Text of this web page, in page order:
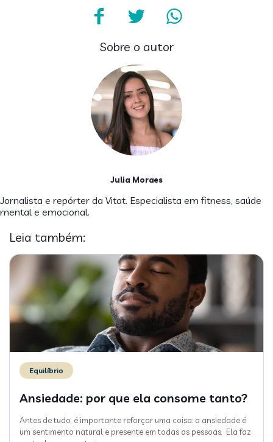
Sobre o autor
Julia Moraes
Jornalista e repórter da Vitat. Especialista em fitness, saúde
mental e emocional.
Leia também:
Equilíbrio
Ansiedade: por que ela consome tanto?
Antes de tudo, é importante reforçar uma coisa: a ansiedade é
um sentimento natural e presente em todas as pessoas. Ela faz